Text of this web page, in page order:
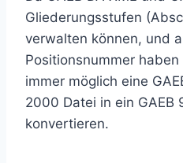
Gliederungsstufen
verwalten können, und
Positionsnummer
immer möglich eine
2000 Datei in ein GAEB
konvertieren.